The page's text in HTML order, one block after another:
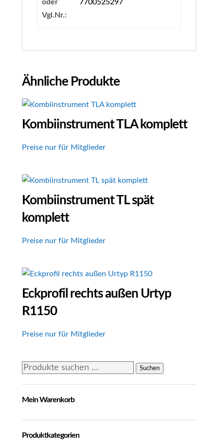
oder
Vgl.Nr.:
7700525297
Ähnliche Produkte
Kombiinstrument TLA komplett
Preise nur für Mitglieder
Kombiinstrument TL spät
komplett
Preise nur für Mitglieder
Eckprofil rechts außen Urtyp
R1150
Preise nur für Mitglieder
Suchen
Suchen
Mein Warenkorb
Produktkategorien